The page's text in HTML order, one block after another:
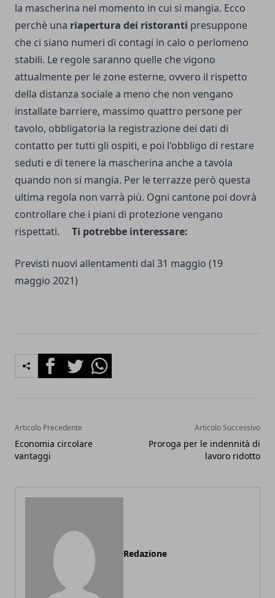
la mascherina nel momento in cui si mangia. Ecco
perchè una riapertura dei ristoranti presuppone
che ci siano numeri di contagi in calo o perlomeno
stabili. Le regole saranno quelle che vigono
attualmente per lezone esterne, ovvero il rispetto
della distanza sociale a meno che non vengano
installate barriere, massimo quattro persone per
tavolo, obbligatoria la registrazione dei dati di
contatto per tutti gli ospiti, e poi l'obbligo di restare
seduti e di tenere la mascherina anche a tavola
quando non si mangia. Per le terrazze però questa
ultima regola non varrà più. Ogni cantone poi dovrà
controllare che i piani di protezione vengano
rispettati.
Ti potrebbe interessare:
Previsti nuovi allentamenti dal 31 maggio (19
maggio 2021)
FacebookTwitterWhatsapp
Articolo Precedente
Economia circolare
vantaggi
Articolo Successivo
Proroga per le indennità di
lavoro ridotto
Redazione